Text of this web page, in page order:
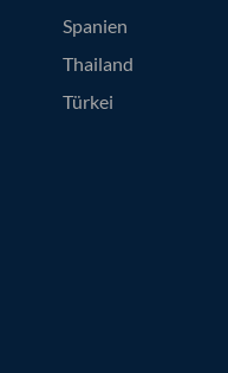
Spanien
Thailand
Türkei